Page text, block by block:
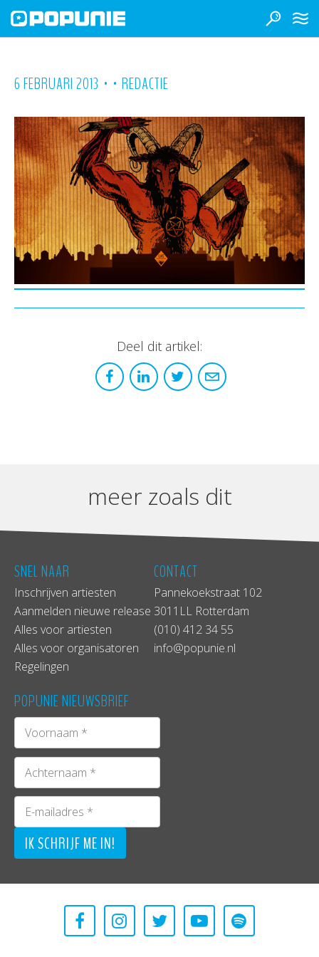
6 FEBRUARI 2013 • • REDACTIE
Deel dit artikel:
meer zoals dit
SNEL NAAR
Inschrijven artiesten
Aanmelden nieuwe release
Alles voor artiesten
Alles voor organisatoren
Regelingen
CONTACT
Pannekoekstraat 102
3011LL Rotterdam
(010) 412 34 55
info@popunie.nl
POPUNIE NIEUWSBRIEF